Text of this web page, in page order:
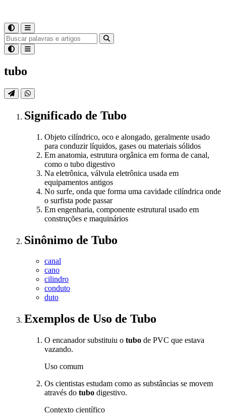
tubo
Significado de Tubo
Objeto cilíndrico, oco e alongado, geralmente usado
para conduzir líquidos, gases ou materiais sólidos
Em anatomia, estrutura orgânica em forma de canal,
como o tubo digestivo
Na eletrônica, válvula eletrônica usada em
equipamentos antigos
No surfe, onda que forma uma cavidade cilíndrica onde
o surfista pode passar
Em engenharia, componente estrutural usado em
construções e maquinários
Sinônimo de Tubo
canal
cano
cilindro
conduto
duto
Exemplos de Uso de Tubo
O encanador substituiu o tubo de PVC que estava
vazando.
Uso comum
Os cientistas estudam como as substâncias se movem
através do tubo digestivo.
Contexto científico